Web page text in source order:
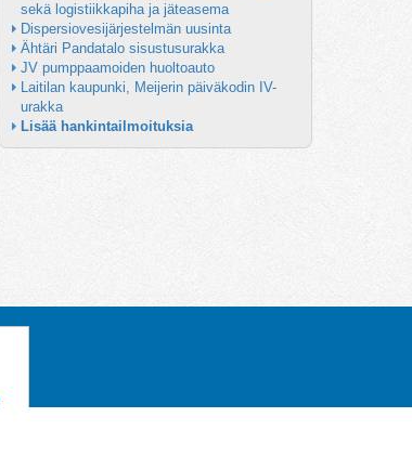
sekä logistiikkapiha ja jäteasema
Dispersiovesijärjestelmän uusinta
Ähtäri Pandatalo sisustusurakka
JV pumppaamoiden huoltoauto
Laitilan kaupunki, Meijerin päiväkodin IV-
urakka
Lisää hankintailmoituksia